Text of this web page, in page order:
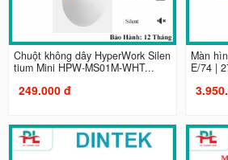
Chuột không dây HyperWork Silen
tium Mini HPW-MS01M-WHT...
249.000 đ
Màn
E/74 |